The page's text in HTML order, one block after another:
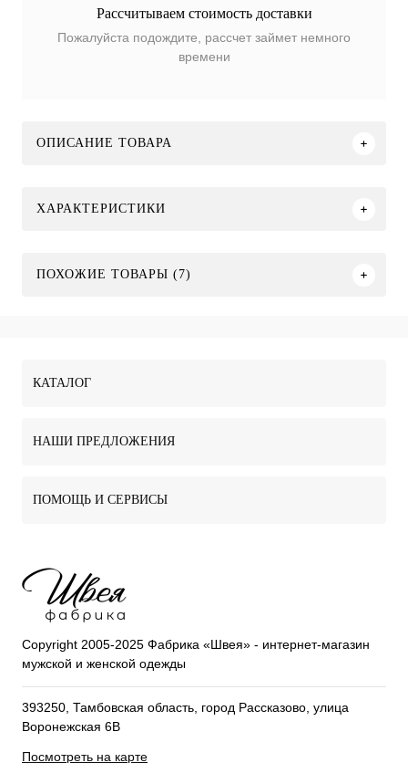
Рассчитываем стоимость доставки
Пожалуйста подождите, рассчет займет немного
времени
ОПИСАНИЕ ТОВАРА
ХАРАКТЕРИСТИКИ
ПОХОЖИЕ ТОВАРЫ (7)
КАТАЛОГ
НАШИ ПРЕДЛОЖЕНИЯ
ПОМОЩЬ И СЕРВИСЫ
Copyright 2005-2025 Фабрика «Швея» - интернет-магазин
мужской и женской одежды
393250, Тамбовская область, город Рассказово, улица
Воронежская 6В
Посмотреть на карте